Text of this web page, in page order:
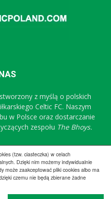
(tzw. ciasteczka) w celach
Dzięki nim możemy indywidualnie
może zaakceptować pliki cookies albo ma
czemu nie będą zbierane żadne
z myślą o polskich
Celtic FC. Naszym
w Polsce oraz dostarczanie
zespołu The Bhoys.
Polityka prywatności